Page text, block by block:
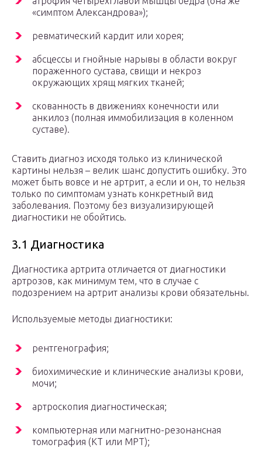
«симптом Александрова»);
ревматический кардит или хорея;
абсцессы и гнойные нарывы в области вокруг
пораженного сустава, свищи и некроз
окружающих хрящ мягких тканей;
скованность в движениях конечности или
анкилоз (полная иммобилизация в коленном
суставе).
Ставить диагноз исходя только из клинической
картины нельзя – велик шанс допустить ошибку. Это
может быть вовсе и не артрит, а если и он, то нельзя
только по симптомам узнать конкретный вид
заболевания. Поэтому без визуализирующей
диагностики не обойтись.
3.1 Диагностика
Диагностика артрита отличается от диагностики
артрозов, как минимум тем, что в случае с
подозрением на артрит анализы крови обязательны.
Используемые методы диагностики:
рентгенография;
биохимические и клинические анализы крови,
мочи;
артроскопия диагностическая;
компьютерная или магнитно-резонансная
томография (КТ или МРТ);